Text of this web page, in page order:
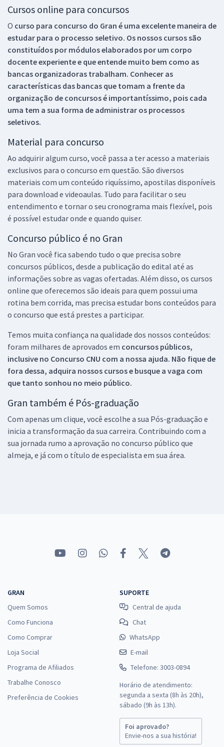
Cursos online para concursos
O curso para concurso do Gran é uma excelente maneira de
estudar para o processo seletivo. Os nossos cursos são
constituídos por módulos elaborados por um corpo
docente experiente e que entende muito bem como as
bancas organizadoras trabalham. Conhecer as
características das bancas que tomam a frente da
organização de concursos é importantíssimo, pois cada
uma tem a sua forma de administrar os processos
seletivos.
Material para concurso
Ao adquirir algum curso, você passa a ter acesso a materiais
exclusivos para o concurso em questão. São diversos
materiais com um conteúdo riquíssimo, apostilas disponíveis
para download e videoaulas. Tudo para facilitar o seu
entendimento e tornar o seu cronograma mais flexível, pois
é possível estudar onde e quando quiser.
Concurso público é no Gran
No Gran você fica sabendo tudo o que precisa sobre
concursos públicos, desde a publicação do edital até as
informações sobre as vagas ofertadas. Além disso, os cursos
online que oferecemos são ideais para quem possui uma
rotina bem corrida, mas precisa estudar bons conteúdos para
o concurso que está prestes a participar.
Temos muita confiança na qualidade dos nossos conteúdos:
foram milhares de aprovados em concursos públicos,
inclusive no Concurso CNU com a nossa ajuda. Não fique de
fora dessa, adquira nossos cursos e busque a vaga com
que tanto sonhou no meio público.
Gran também é Pós-graduação
Com apenas um clique, você escolhe a sua Pós-graduação e
inicia a transformação da sua carreira. Contribuindo com a
sua jornada rumo a aprovação no concurso público que
almeja, e já com o título de especialista em sua área.
GRAN
Quem Somos
Como Funciona
Como Comprar
Loja Social
Programa de Afiliados
Trabalhe Conosco
Preferência de Cookies
SUPORTE
Central de ajuda
Chat
WhatsApp
E-mail
Telefone: 3003-0894
Horário de atendimento:
segunda a sexta (8h às 20h),
sábado (9h às 13h).
Foi aprovado?
Envie-nos a sua história!